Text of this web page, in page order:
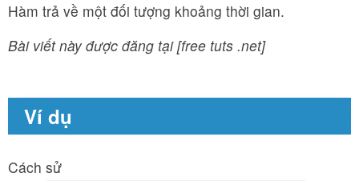
Hàm trả về một đối tượng khoảng thời gian.
Bài viết này được đăng tại [free tuts .net]
Ví dụ
Cách sử